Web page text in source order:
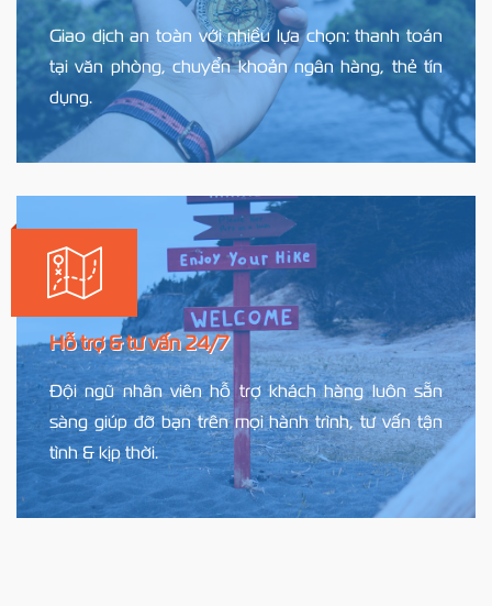
Giao dịch an toàn với nhiều lựa chọn: thanh toán
tại văn phòng, chuyển khoản ngân hàng, thẻ tín
dụng.
Hỗ trợ & tư vấn 24/7
Đội ngũ nhân viên hỗ trợ khách hàng luôn sẵn
sàng giúp đỡ bạn trên mọi hành trình, tư vấn tận
tình & kịp thời.